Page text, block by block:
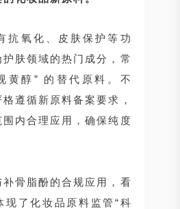
抗氧化、皮肤保护等功
肤领域的热门成分，常
黄醇” 的替代原料。不
遵循新原料备案要求，
内合理应用，确保纯度
骨脂酚的合规应用，看
现了化妆品原料监管“科